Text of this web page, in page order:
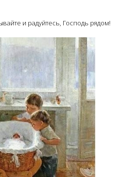
и радуйтесь, Господь рядом!